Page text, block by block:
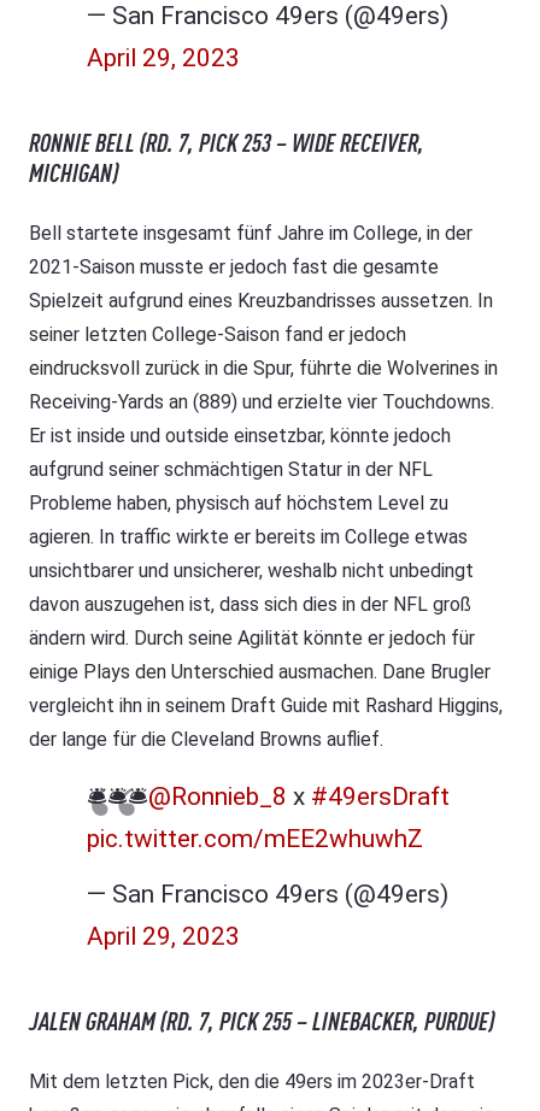
— San Francisco 49ers (@49ers)
April 29, 2023
RONNIE BELL (RD. 7, PICK 253 – WIDE RECEIVER,
MICHIGAN)
Bell startete insgesamt fünf Jahre im College, in der
2021-Saison musste er jedoch fast die gesamte
Spielzeit aufgrund eines Kreuzbandrisses aussetzen. In
seiner letzten College-Saison fand er jedoch
eindrucksvoll zurück in die Spur, führte die Wolverines in
Receiving-Yards an (889) und erzielte vier Touchdowns.
Er ist inside und outside einsetzbar, könnte jedoch
aufgrund seiner schmächtigen Statur in der NFL
Probleme haben, physisch auf höchstem Level zu
agieren. In traffic wirkte er bereits im College etwas
unsichtbarer und unsicherer, weshalb nicht unbedingt
davon auszugehen ist, dass sich dies in der NFL groß
ändern wird. Durch seine Agilität könnte er jedoch für
einige Plays den Unterschied ausmachen. Dane Brugler
vergleicht ihn in seinem Draft Guide mit Rashard Higgins,
der lange für die Cleveland Browns auflief.
🛎🛎🛎@Ronnieb_8 x #49ersDraft
pic.twitter.com/mEE2whuwhZ
— San Francisco 49ers (@49ers)
April 29, 2023
JALEN GRAHAM (RD. 7, PICK 255 – LINEBACKER, PURDUE)
Mit dem letzten Pick, den die 49ers im 2023er-Draft